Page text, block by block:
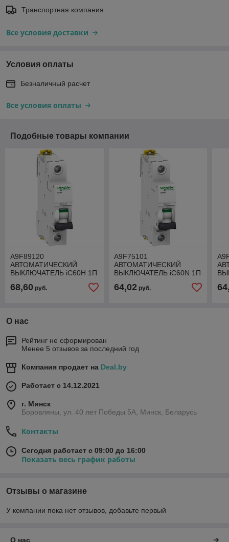
Транспортная компания
Все условия доставки
Условия оплаты
Безналичный расчет
Все условия оплаты
Подобные товары компании
A9F89120
АВТОМАТИЧЕСКИЙ
ВЫКЛЮЧАТЕЛЬ iC60H 1П
68,60 руб.
A9F75101
АВТОМАТИЧЕСКИЙ
ВЫКЛЮЧАТЕЛЬ iC60N 1П
64,02руб.
О нас
Рейтинг не сформирован
Менее 5 отзывов за последний год
Компания продает на Deal.by
Работает с 14.12.2021
г. Минск
Боровляны, ул. 40 лет Победы 5A, Минск, Беларусь
Контакты
Сегодня работает с 09:00 до 16:00
Показать весь график работы
Отзывы о магазине
У компании пока нет отзывов, добавьте первый
О нас